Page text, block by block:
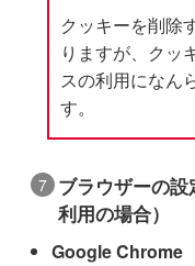
クッキーを削除
りますが、クッ
スの利用になん
す。
ブラウザーの
利用の場合）
Google Chrome